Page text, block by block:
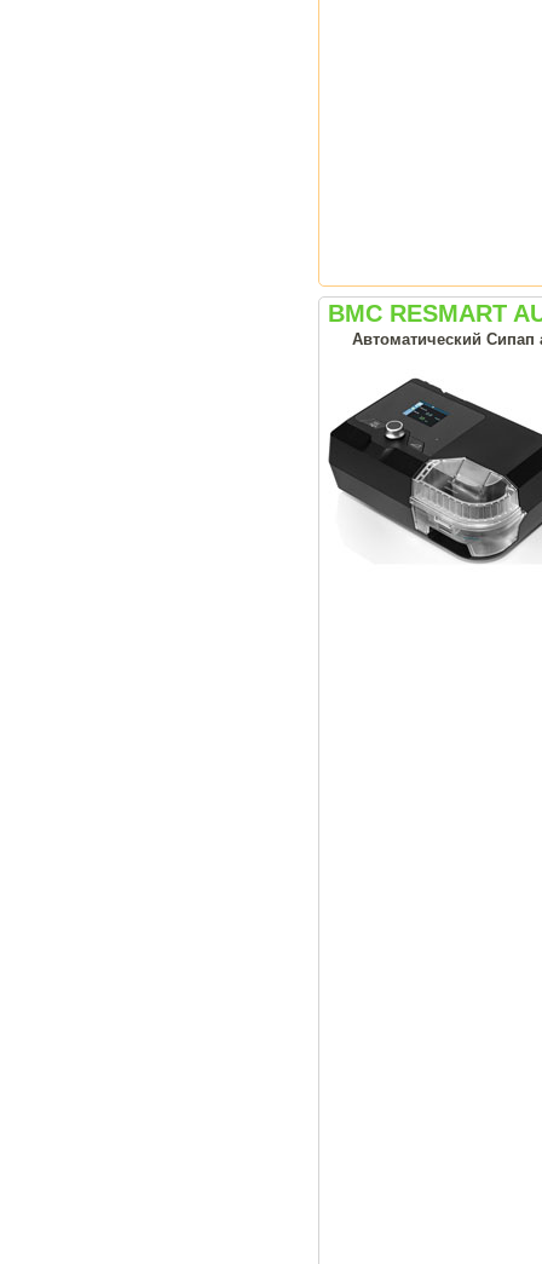
BMC RESMART
Автоматический Сипап